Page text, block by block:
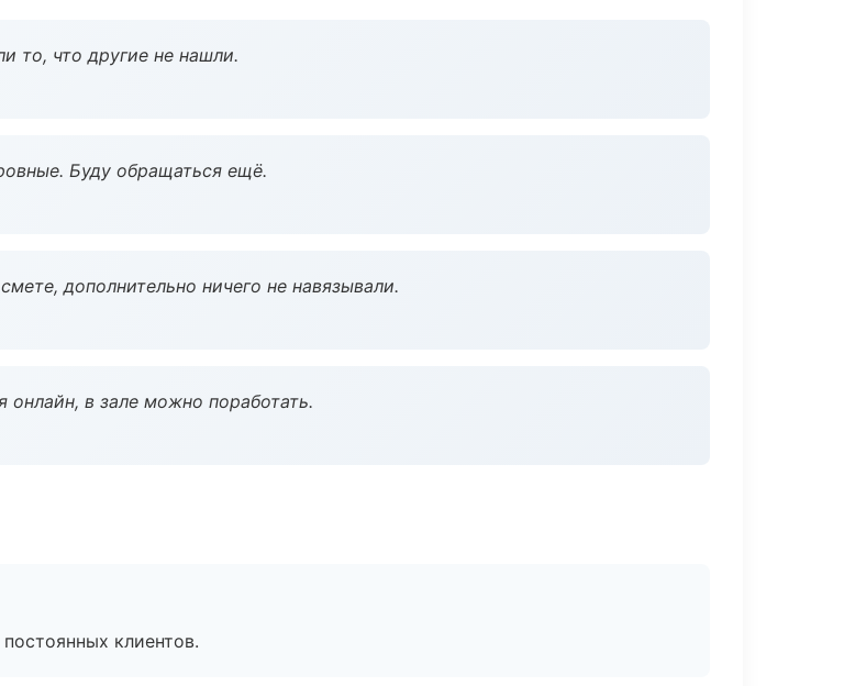
то, что другие не нашли.
Буду обращаться ещё.
дополнительно ничего не навязывали.
в зале можно поработать.
клиентов.